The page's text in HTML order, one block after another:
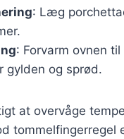
: Læg
: Forvarm ovnen
gylden og sprød.
at overvåge
tommelfingerregel